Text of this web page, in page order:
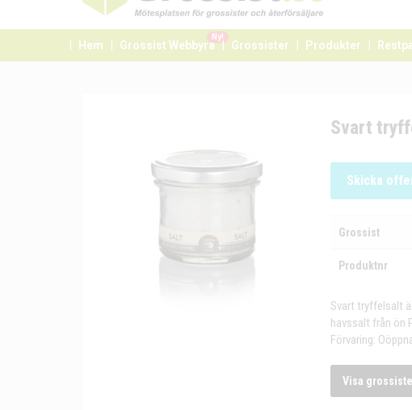
Hem Grossist Webbyrå
Ny!
Grossister Produkter
Svart
Skicka
Grossist
Produktnr
Svart tryffelsalt
havssalt från ön
Förvaring:
Visa